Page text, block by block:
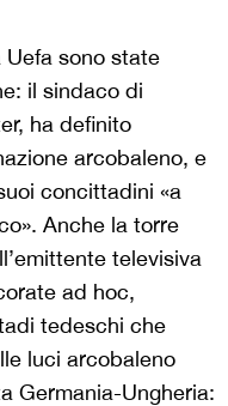
Uefa sono state
il sindaco di
ha definito
arcobaleno, e
concittadini «a
Anche la torre
televisiva
ad hoc,
tedeschi che
luci arcobaleno
Germania-Ungheria: